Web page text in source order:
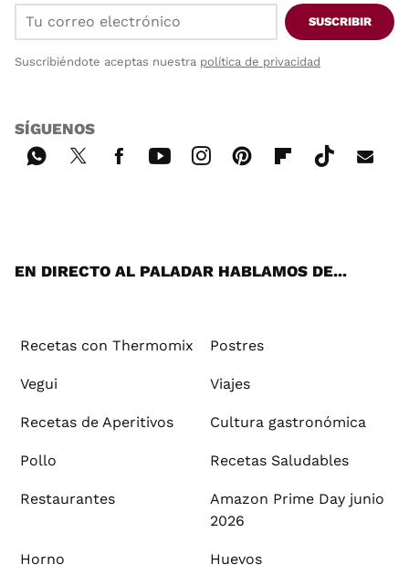
SUSCRIBIR
Suscribiéndote aceptas nuestra política de privacidad
SÍGUENOS
EN DIRECTO AL PALADAR HABLAMOS DE...
Recetas con Thermomix Postres
Vegui Viajes
Recetas de Aperitivos Cultura gastronómica
Pollo Recetas Saludables
Restaurantes
Amazon Prime Day junio
2026
Horno Huevos